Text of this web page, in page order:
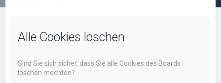
Alle Cookies löschen
Sind Sie sich sicher, dass Sie alle Cookies des Boards
löschen möchten?